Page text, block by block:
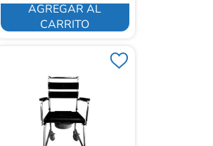
AGREGAR AL
CARRITO